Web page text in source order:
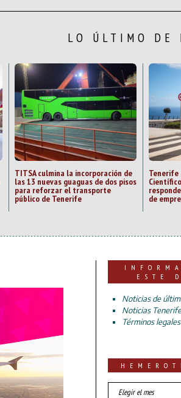
LO ÚLTIMO DE
TITSA culmina la incorporación de
las 13 nuevas guaguas de dos pisos
para reforzar el transporte
público de Tenerife
Tenerife
de
ESTE
Noticias de
Noticias
Términos legales
HEMEROTECA